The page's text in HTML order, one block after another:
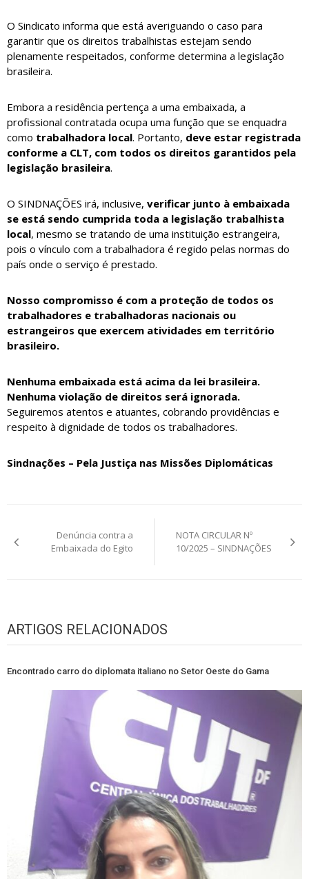
O Sindicato informa que está averiguando o caso para
garantir que os direitos trabalhistas estejam sendo
plenamente respeitados, conforme determina a legislação
brasileira.
Embora a residência pertença a uma embaixada, a
profissional contratada ocupa uma função que se enquadra
como trabalhadora local. Portanto, deve estar registrada
conforme a CLT, com todos os direitos garantidos pela
legislação brasileira.
O SINDNAÇÕES irá, inclusive, verificar junto à embaixada
se está sendo cumprida toda a legislação trabalhista
local, mesmo se tratando de uma instituição estrangeira,
pois o vínculo com a trabalhadora é regido pelas normas do
país onde o serviço é prestado.
Nosso compromisso é com a proteção de todos os
trabalhadores e trabalhadoras nacionais ou
estrangeiros que exercem atividades em território
brasileiro.
Nenhuma embaixada está acima da lei brasileira.
Nenhuma violação de direitos será ignorada.
Seguiremos atentos e atuantes, cobrando providências e
respeito à dignidade de todos os trabalhadores.
Sindnações – Pela Justiça nas Missões Diplomáticas
de
Denúncia contra a
Embaixada do Egito
NOTA CIRCULAR Nº
10/2025 – SINDNAÇÕES
ARTIGOS RELACIONADOS
Encontrado carro do diplomata italiano no Setor Oeste do Gama